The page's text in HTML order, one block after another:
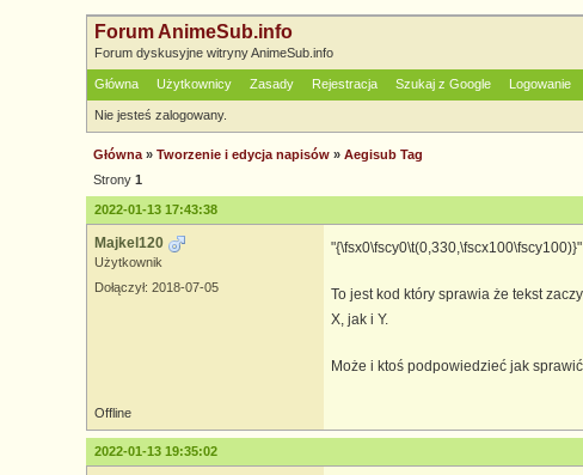
Forum AnimeSub.info
Forum dyskusyjne witryny AnimeSub.info
Główna Użytkownicy Zasady Rejestracja Szukaj z Google Logowanie
Nie jesteś zalogowany.
Główna » Tworzenie i edycja napisów » Aegisub Tag
Strony 1
2022-01-13 17:43:38
Majkel120
Użytkownik
Dołączył: 2018-07-05
"{\fsx0\fscy0\t(0,330,\fscx100\fscy100)}"
To jest kod który sprawia że tekst
X, jak i Y.
Może i ktoś podpowiedzieć jak
Offline
2022-01-13 19:35:02